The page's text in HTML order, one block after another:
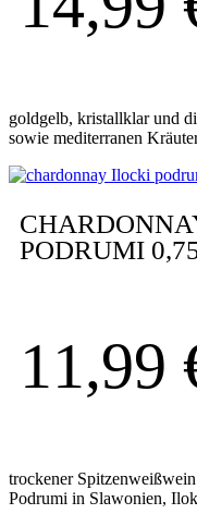
goldgelb, kristallklar und
sowie mediterranen
PODRUMI
11,99
trockener
Podrumi in Slawonien,